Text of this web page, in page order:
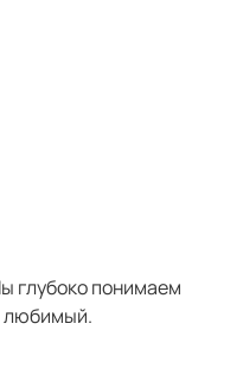
глубоко понимаем
любимый.
в